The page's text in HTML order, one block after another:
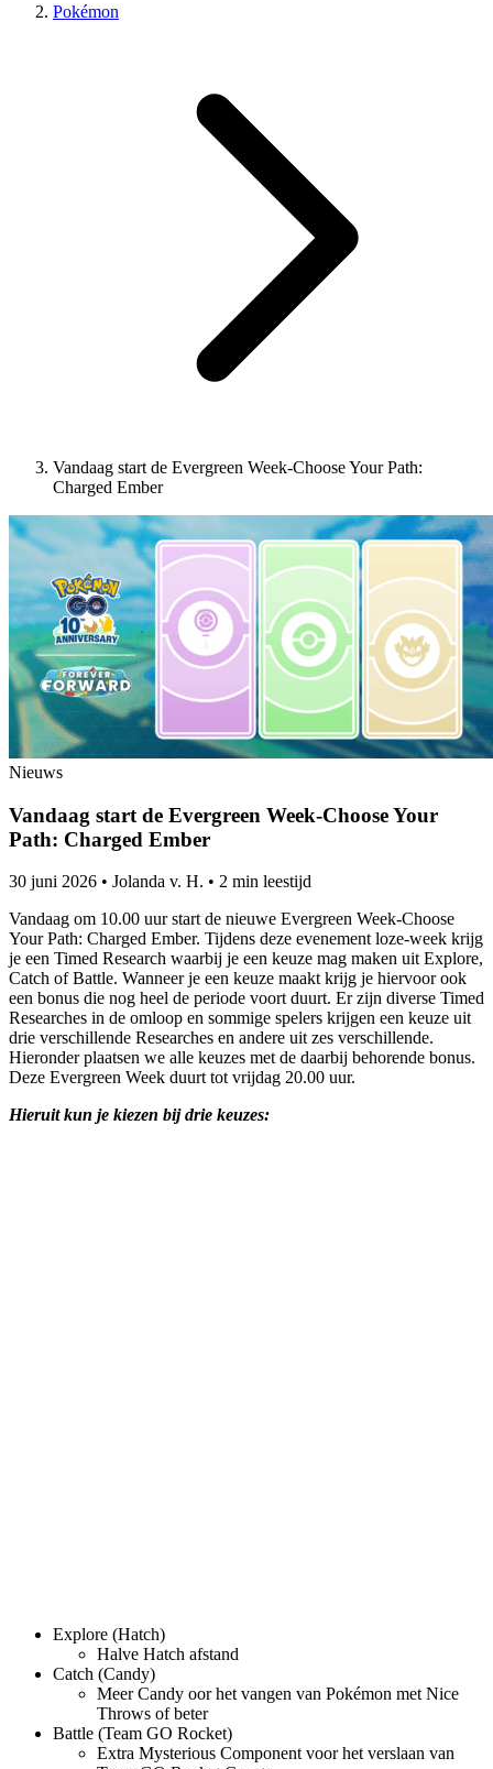
Pokémon
Vandaag start de Evergreen Week-Choose Your Path:
Charged Ember
Nieuws
Vandaag start de Evergreen Week-Choose Your
Path: Charged Ember
30 juni 2026 • Jolanda v. H. • 2 min leestijd
Vandaag om 10.00 uur start de nieuwe Evergreen Week-Choose
Your Path: Charged Ember. Tijdens deze evenement loze-week krijg
je een Timed Research waarbij je een keuze mag maken uit Explore,
Catch of Battle. Wanneer je een keuze maakt krijg je hiervoor ook
een bonus die nog heel de periode voort duurt. Er zijn diverse Timed
Researches in de omloop en sommige spelers krijgen een keuze uit
drie verschillende Researches en andere uit zes verschillende.
Hieronder plaatsen we alle keuzes met de daarbij behorende bonus.
Deze Evergreen Week duurt tot vrijdag 20.00 uur.
Hieruit kun je kiezen bij drie keuzes:
Explore (Hatch)
Halve Hatch afstand
Catch (Candy)
Meer Candy oor het vangen van Pokémon met Nice
Throws of beter
Battle (Team GO Rocket)
Extra Mysterious Component voor het verslaan van